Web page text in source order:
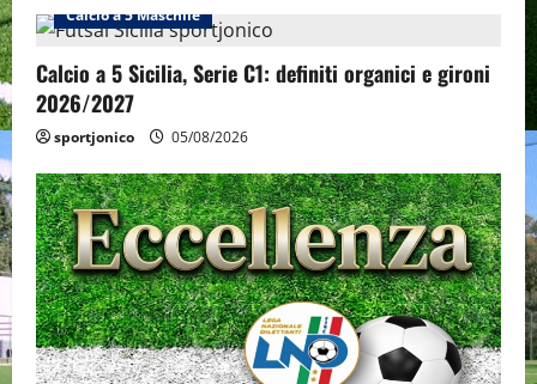
Calcio a 5 Maschile
Calcio a 5 Sicilia, Serie C1: definiti organici e gironi
2026/2027
sportjonico 05/08/2026